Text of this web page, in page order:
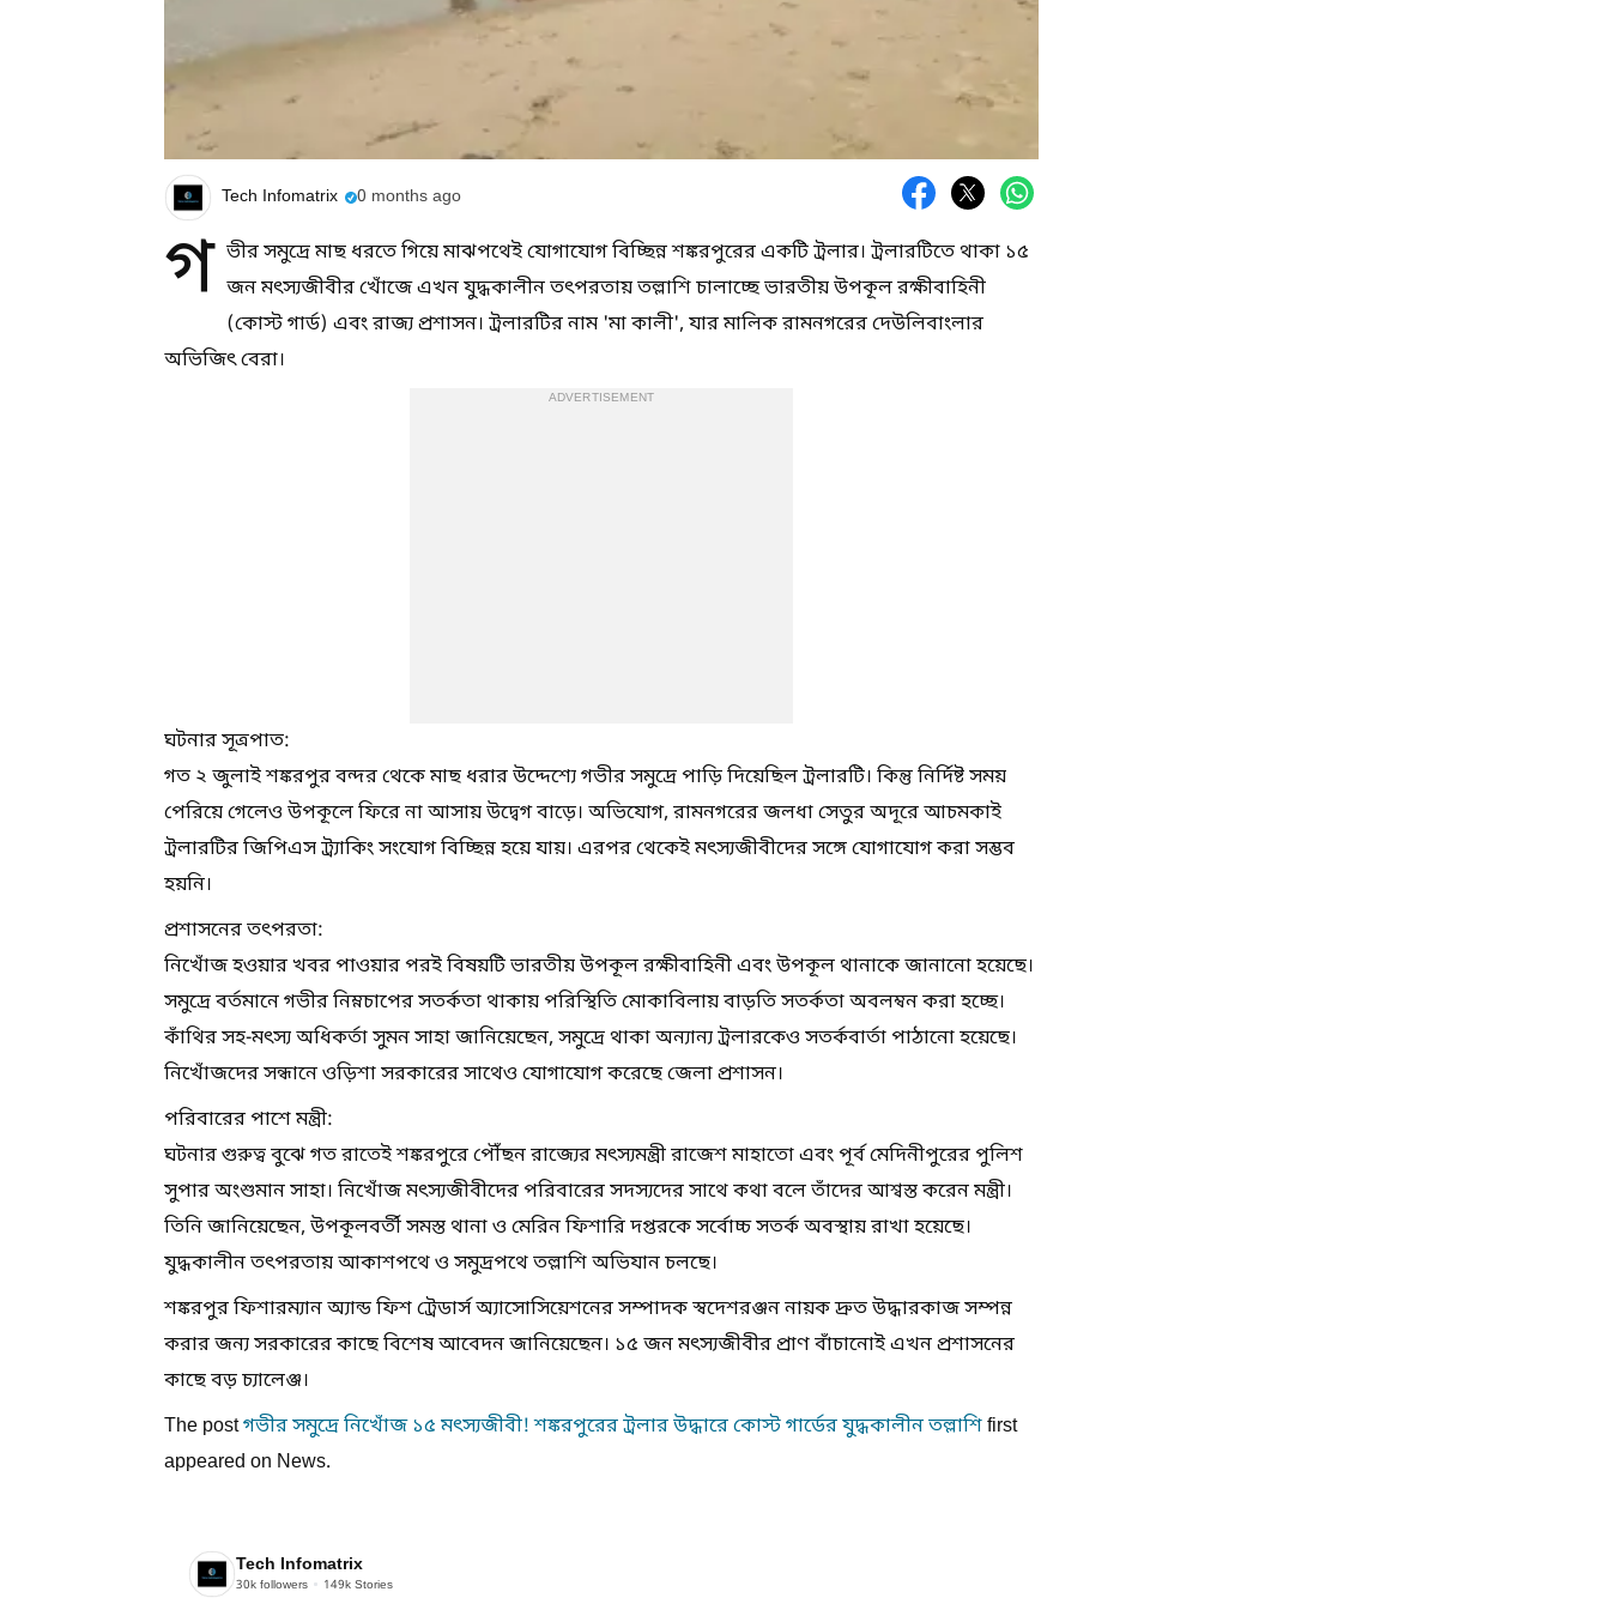
Tech Infomatrix 0 months ago
গ ভীর সমুদ্রে মাছ ধরতে গিয়ে মাঝপথেই যোগাযোগ বিচ্ছিন্ন শঙ্করপুরের একটি ট্রলার। ট্রলারটিতে থাকা ১৫
জন মৎস্যজীবীর খোঁজে এখন যুদ্ধকালীন তৎপরতায় তল্লাশি চালাচ্ছে ভারতীয় উপকূল রক্ষীবাহিনী
(কোস্ট গার্ড) এবং রাজ্য প্রশাসন। ট্রলারটির নাম 'মা কালী', যার মালিক রামনগরের দেউলিবাংলার
অভিজিৎ বেরা।
ADVERTISEMENT
ঘটনার সূত্রপাত:
গত ২ জুলাই শঙ্করপুর বন্দর থেকে মাছ ধরার উদ্দেশ্যে গভীর সমুদ্রে পাড়ি দিয়েছিল ট্রলারটি। কিন্তু নির্দিষ্ট সময়
পেরিয়ে গেলেও উপকূলে ফিরে না আসায় উদ্বেগ বাড়ে। অভিযোগ, রামনগরের জলধা সেতুর অদূরে আচমকাই
ট্রলারটির জিপিএস ট্র্যাকিং সংযোগ বিচ্ছিন্ন হয়ে যায়। এরপর থেকেই মৎস্যজীবীদের সঙ্গে যোগাযোগ করা সম্ভব
হয়নি।
প্রশাসনের তৎপরতা:
নিখোঁজ হওয়ার খবর পাওয়ার পরই বিষয়টি ভারতীয় উপকূল রক্ষীবাহিনী এবং উপকূল থানাকে জানানো হয়েছে।
সমুদ্রে বর্তমানে গভীর নিম্নচাপের সতর্কতা থাকায় পরিস্থিতি মোকাবিলায় বাড়তি সতর্কতা অবলম্বন করা হচ্ছে।
কাঁথির সহ-মৎস্য অধিকর্তা সুমন সাহা জানিয়েছেন, সমুদ্রে থাকা অন্যান্য ট্রলারকেও সতর্কবার্তা পাঠানো হয়েছে।
নিখোঁজদের সন্ধানে ওড়িশা সরকারের সাথেও যোগাযোগ করেছে জেলা প্রশাসন।
পরিবারের পাশে মন্ত্রী:
ঘটনার গুরুত্ব বুঝে গত রাতেই শঙ্করপুরে পৌঁছন রাজ্যের মৎস্যমন্ত্রী রাজেশ মাহাতো এবং পূর্ব মেদিনীপুরের পুলিশ
সুপার অংশুমান সাহা। নিখোঁজ মৎস্যজীবীদের পরিবারের সদস্যদের সাথে কথা বলে তাঁদের আশ্বস্ত করেন মন্ত্রী।
তিনি জানিয়েছেন, উপকূলবর্তী সমস্ত থানা ও মেরিন ফিশারি দপ্তরকে সর্বোচ্চ সতর্ক অবস্থায় রাখা হয়েছে।
যুদ্ধকালীন তৎপরতায় আকাশপথে ও সমুদ্রপথে তল্লাশি অভিযান চলছে।
শঙ্করপুর ফিশারম্যান অ্যান্ড ফিশ ট্রেডার্স অ্যাসোসিয়েশনের সম্পাদক স্বদেশরঞ্জন নায়ক দ্রুত উদ্ধারকাজ সম্পন্ন
করার জন্য সরকারের কাছে বিশেষ আবেদন জানিয়েছেন। ১৫ জন মৎস্যজীবীর প্রাণ বাঁচানোই এখন প্রশাসনের
কাছে বড় চ্যালেঞ্জ।
The postগভীর সমুদ্রে নিখোঁজ ১৫ মৎস্যজীবী! শঙ্করপুরের ট্রলার উদ্ধারে কোস্ট গার্ডের যুদ্ধকালীন তল্লাশিfirst
appeared on News.
Tech Infomatrix
30k followers 149k Stories